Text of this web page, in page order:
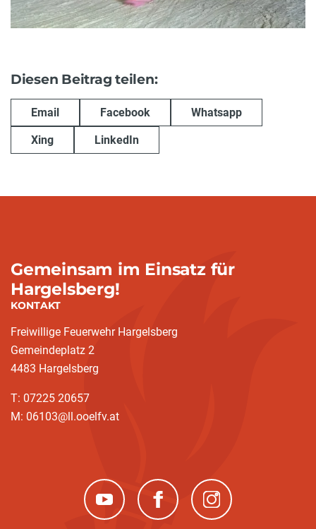
Diesen Beitrag teilen:
Email Facebook Whatsapp
Xing LinkedIn
Gemeinsam im Einsatz für
Hargelsberg!
KONTAKT
Freiwillige Feuerwehr Hargelsberg
Gemeindeplatz 2
4483 Hargelsberg
T: 07225 20657
M: 06103@ll.ooelfv.at
(neues Fenster)(neues Fenster)(neues Fenster)